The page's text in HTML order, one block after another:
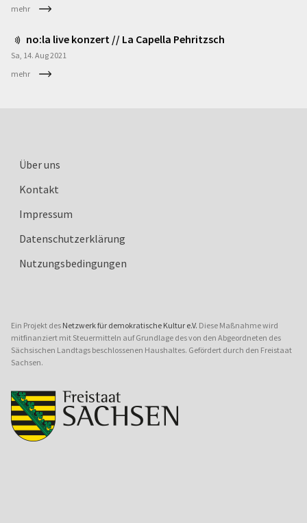
mehr
no:la live konzert // La Capella Pehritzsch
Sa, 14. Aug2021
mehr
Über uns
Kontakt
Impressum
Datenschutzerklärung
Nutzungsbedingungen
Ein Projekt des Netzwerk für demokratische Kultur e.V. Diese Maßnahme wird
mitfinanziert mit Steuermitteln auf Grundlage des von den Abgeordneten des
Sächsischen Landtags beschlossenen Haushaltes. Gefördert durch den Freistaat
Sachsen.